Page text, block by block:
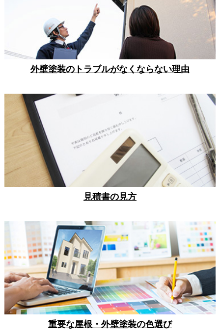
外壁塗装のトラブルがなくならない理由
見積書の見方
重要な屋根・外壁塗装の色選び